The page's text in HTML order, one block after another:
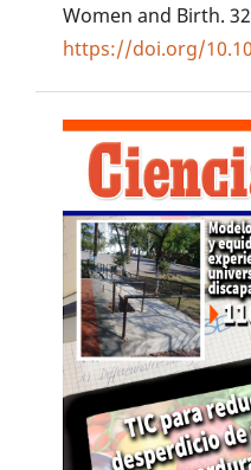
Women and Birth.
https://doi.org/